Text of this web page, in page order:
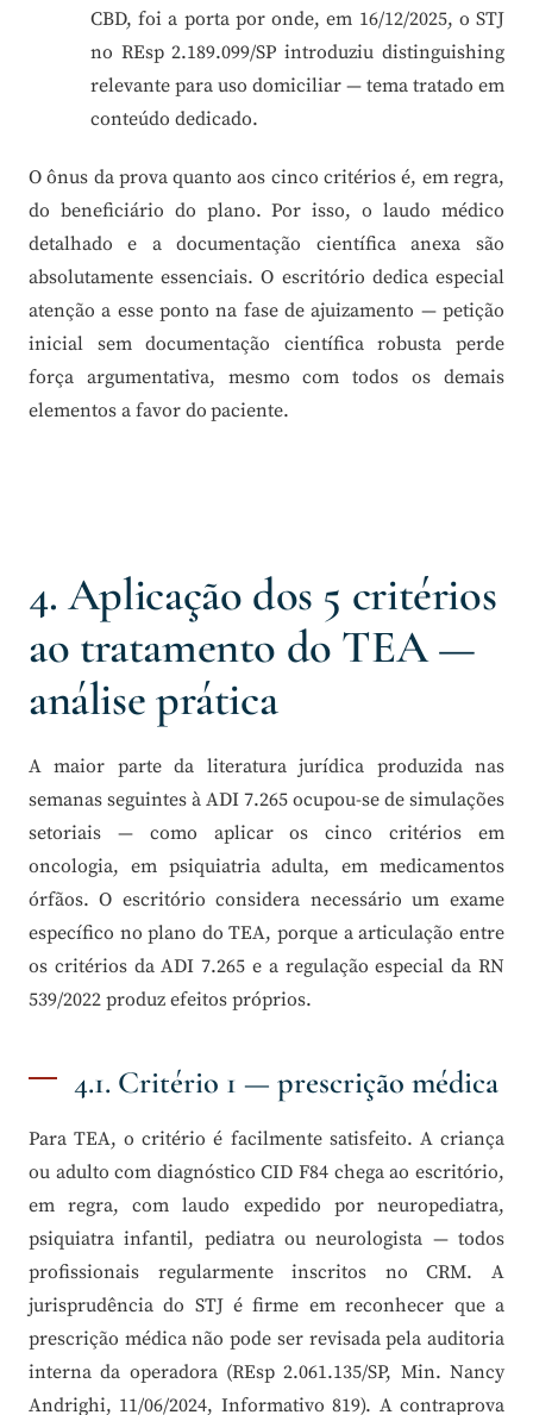
CBD, foi a porta por onde, em 16/12/2025, o STJ
no REsp 2.189.099/SP introduziu distinguishing
relevante para uso domiciliar — tema tratado em
conteúdo dedicado.
O ônus da prova quanto aos cinco critérios é, em regra,
do beneficiário do plano. Por isso, o laudo médico
detalhado e a documentação científica anexa são
absolutamente essenciais. O escritório dedica especial
atenção a esse ponto na fase de ajuizamento — petição
inicial sem documentação científica robusta perde
força argumentativa, mesmo com todos os demais
elementos a favor do paciente.
4. Aplicação dos 5 critérios
ao tratamento do TEA —
análise prática
A maior parte da literatura jurídica produzida nas
semanas seguintes à ADI 7.265 ocupou-se de simulações
setoriais — como aplicar os cinco critérios em
oncologia, em psiquiatria adulta, em medicamentos
órfãos. O escritório considera necessário um exame
específico no plano do TEA, porque a articulação entre
os critérios da ADI 7.265 e a regulação especial da RN
539/2022 produz efeitos próprios.
4.1. Critério 1 — prescrição médica
Para TEA, o critério é facilmente satisfeito. A criança
ou adulto com diagnóstico CID F84 chega ao escritório,
em regra, com laudo expedido por neuropediatra,
psiquiatra infantil, pediatra ou neurologista — todos
profissionais regularmente inscritos no CRM. A
jurisprudência do STJ é firme em reconhecer que a
prescrição médica não pode ser revisada pela auditoria
interna da operadora (REsp 2.061.135/SP, Min. Nancy
Andrighi, 11/06/2024, Informativo 819). A contraprova